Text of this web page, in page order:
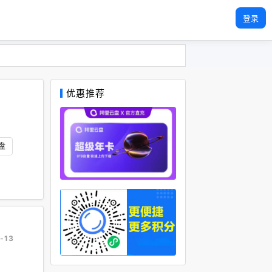
登录
13
优惠推荐